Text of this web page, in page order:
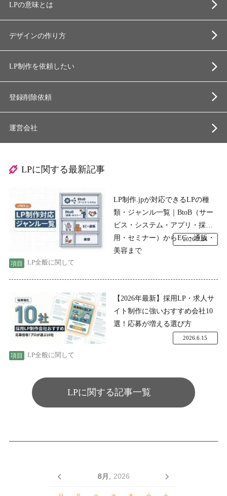
LPの意味とは
デザインの作り方
LP制作を依頼したい
登録削除依頼
運営会社
LPに関する最新記事
LP制作.jpが対応できるLPの種
類・ジャンル一覧｜BtoB（サー
ビス・システム・アプリ・採
用・セミナー）からEC・通販・
美容まで
LP全般に関して
2026.7.24
【2026年最新】採用LP・求人サ
イト制作に強いおすすめ会社10
選！応募が増える選び方
LP全般に関して
2026.6.15
LPに関する記事一覧
8月, 2026